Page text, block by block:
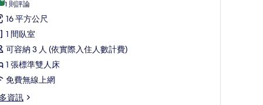
分，滿分 10 分
1 則評論
(1
則
評
論)
16 平方公尺
1 間臥室
可容納 3 人 (依實際入住人數計費)
1 張標準雙人床
免費無線上網
資訊